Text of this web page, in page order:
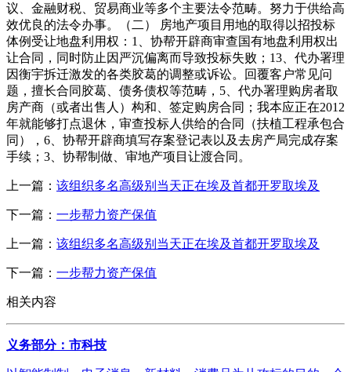
议、金融财税、贸易商业等多个主要法令范畴。努力于供给高
效优良的法令办事。（二） 房地产项目用地的取得以招投标
体例受让地盘利用权：1、协帮开辟商审查国有地盘利用权出
让合同，同时防止因严沉偏离而导致投标失败；13、代办署理
因衡宇拆迁激发的各类胶葛的调整或诉讼。回覆客户常见问
题，擅长合同胶葛、债务债权等范畴，5、代办署理购房者取
房产商（或者出售人）构和、签定购房合同；我本应正在2012
年就能够打点退休，审查投标人供给的合同（扶植工程承包合
同），6、协帮开辟商填写存案登记表以及去房产局完成存案
手续；3、协帮制做、审地产项目让渡合同。
上一篇： 该组织多名高级别当天正在埃及首都开罗取埃及
下一篇： 一步帮力资产保值
上一篇： 该组织多名高级别当天正在埃及首都开罗取埃及
下一篇： 一步帮力资产保值
相关内容
义务部分：市科技